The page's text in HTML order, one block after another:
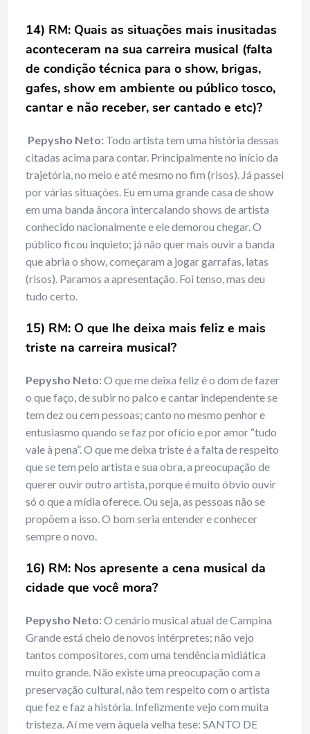
14) RM: Quais as situações mais inusitadas
aconteceram na sua carreira musical (falta
de condição técnica para o show, brigas,
gafes, show em ambiente ou público tosco,
cantar e não receber, ser cantado e etc)?
Pepysho Neto: Todo artista tem uma história dessas
citadas acima para contar. Principalmente no início da
trajetória, no meio e até mesmo no fim (risos). Já passei
por várias situações. Eu em uma grande casa de show
em uma banda âncora intercalando shows de artista
conhecido nacionalmente e ele demorou chegar. O
público ficou inquieto; já não quer mais ouvir a banda
que abria o show, começaram a jogar garrafas, latas
(risos). Paramos a apresentação. Foi tenso, mas deu
tudo certo.
15) RM: O que lhe deixa mais feliz e mais
triste na carreira musical?
Pepysho Neto:O que me deixa feliz é o dom de fazer
o que faço, de subir no palco e cantar independente se
tem dez ou cem pessoas; canto no mesmo penhor e
entusiasmo quando se faz por ofício e por amor “tudo
vale à pena”. O que me deixa triste é a falta de respeito
que se tem pelo artista e sua obra, a preocupação de
querer ouvir outro artista, porque é muito óbvio ouvir
só o que a mídia oferece. Ou seja, as pessoas não se
propõem a isso. O bom seria entender e conhecer
sempre o novo.
16) RM: Nos apresente a cena musical da
cidade que você mora?
Pepysho Neto:O cenário musical atual de Campina
Grande está cheio de novos intérpretes; não vejo
tantos compositores, com uma tendência midiática
muito grande. Não existe uma preocupação com a
preservação cultural, não tem respeito com o artista
que fez e faz a história. Infelizmente vejo com muita
tristeza. Aí me vem àquela velha tese: SANTO DE